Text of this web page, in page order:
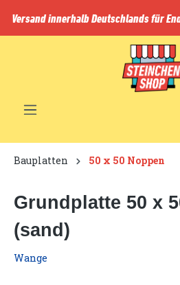
springen
Versand innerhalb Deutschlands für
Bauplatten 50 x 50 Noppen
Grundplatte 50 x
(sand)
Wange